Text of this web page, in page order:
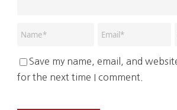
Save my name, email, and
for the next time I comment.